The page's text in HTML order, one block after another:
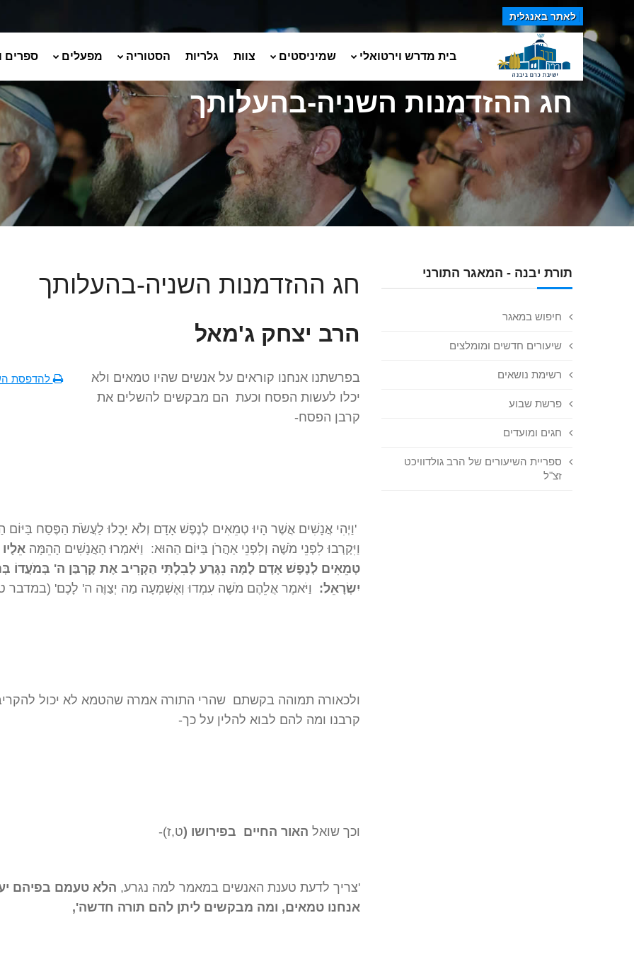
לאתר באנגלית
בית מדרש וירטואלי שמיניסטים צוות גלריות הסטוריה מפעלים ספרים
חג ההזדמנות השניה-בהעלותך
תורת יבנה - המאגר התורני
חיפוש במאגר
שיעורים חדשים ומומלצים
רשימת נושאים
פרשת שבוע
חגים ומועדים
ספריית השיעורים של הרב גולדוויכט
זצ"ל
חג ההזדמנות השניה-בהעלותך
הרב יצחק ג'מאל
להדפסת
בפרשתנו אנחנו קוראים על אנשים שהיו טמאים ולא
יכלו לעשות הפסח וכעת הם מבקשים להשלים את
קרבן הפסח-
'וַיְהִי אֲנָשִׁים אֲשֶׁר הָיוּ טְמֵאִים לְנֶפֶשׁ אָדָם וְלֹא יָכְלוּ לַעֲשֹׂת הַפֶּסַח בַּיּוֹם
וַיִּקְרְבוּ לִפְנֵי מֹשֶׁה וְלִפְנֵי אַהֲרֹן בַּיּוֹם הַהוּא: וַיֹּאמְרוּ הָאֲנָשִׁים הָהֵמָּה
טְמֵאִים לְנֶפֶשׁ אָדָם לָמָּה נִגָּרַע לְבִלְתִּי הַקְרִיב אֶת קָרְבַּן ה' בְּמֹעֲדוֹ
יִשְׂרָאֵל: וַיֹּאמֶר אֲלֵהֶם מֹשֶׁה עִמְדוּ וְאֶשְׁמְעָה מַה יְצַוֶּה ה' לָכֶם' (במדבר
ולכאורה תמוהה בקשתם שהרי התורה אמרה שהטמא לא יכול
קרבנו ומה להם לבוא להלין על כך-
וכך שואל האור החיים בפירושו (ט,ז)-
'צריך לדעת טענת האנשים במאמר למה נגרע, הלא טעמם בפיהם
אנחנו טמאים, ומה מבקשים ליתן להם תורה חדשה',